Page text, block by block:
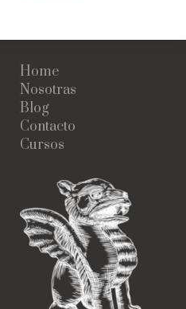
Home
Nosotras
Blog
Contacto
Cursos